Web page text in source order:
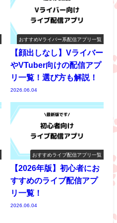
おすすめVライバー系配信アプリ一覧
【顔出しなし】Vライバー
やVTuber向けの配信アプ
リ一覧！選び方も解説！
2026.06.04
おすすめライブ配信アプリ一覧
【2026年版】初心者にお
すすめのライブ配信アプ
リ一覧！
2026.06.04